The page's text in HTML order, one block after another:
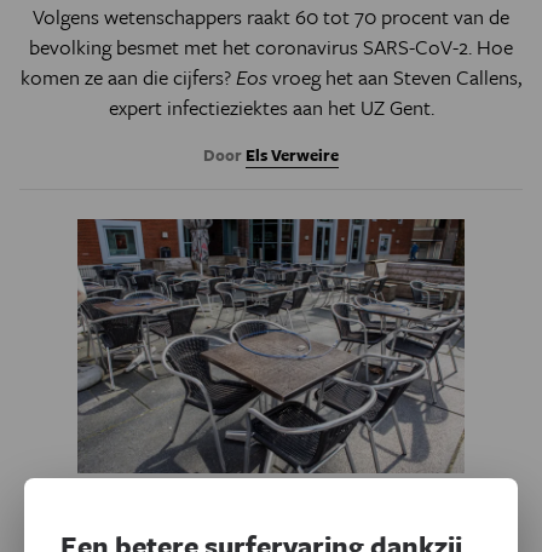
Volgens wetenschappers raakt 60 tot 70 procent van de
bevolking besmet met het coronavirus SARS-CoV-2. Hoe
komen ze aan die cijfers?Eosvroeg het aan Steven Callens,
expert infectieziektes aan het UZ Gent.
Door Els Verweire